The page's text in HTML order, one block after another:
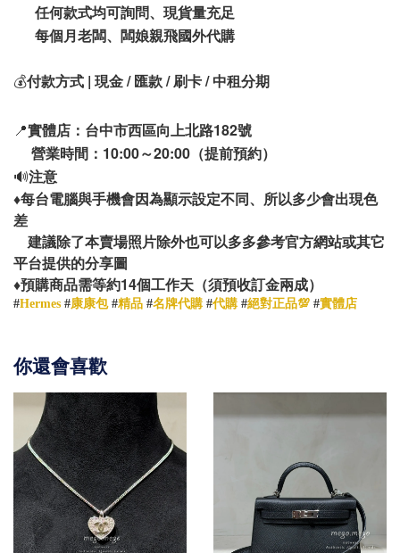
任何款式均可詢問、現貨量充足
每個月老闆、闆娘親飛國外代購
💰付款方式 | 現金 / 匯款 / 刷卡 / 中租分期
📍實體店：台中市西區向上北路182號
營業時間：10:00～20:00（提前預約）
🔊注意
♦️每台電腦與手機會因為顯示設定不同、所以多少會出現色
差
建議除了本賣場照片除外也可以多多參考官方網站或其它
平台提供的分享圖
♦️預購商品需等約14個工作天（須預收訂金兩成）
#Hermes #康康包#精品 #名牌代購 #代購 #絕對正品💯 #實體店
你還會喜歡